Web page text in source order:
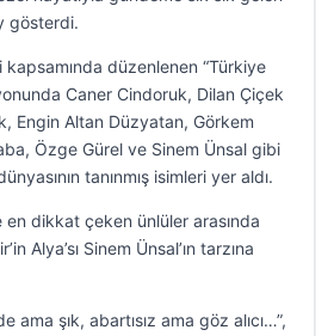
gösterdi.
kapsamında düzenlenen “Türkiye
Caner Cindoruk, Dilan Çiçek
Engin Altan Düzyatan, Görkem
Özge Gürel ve Sinem Ünsal gibi
tanınmış isimleri yer aldı.
dikkat çeken ünlüler arasında
Alya’sı Sinem Ünsal’ın tarzına
ama şık, abartısız ama göz alıcı…”,